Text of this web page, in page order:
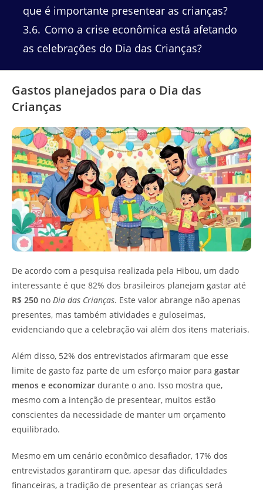
que é importante presentear as crianças?
3.6 Como a crise econômica está afetando
as celebrações do Dia das Crianças?
Gastos planejados para o Dia das
Crianças
De acordo com a pesquisa realizada pela Hibou, um dado
interessante é que 82% dos brasileiros planejam gastar até
R$ 250 no Dia das Crianças. Este valor abrange não apenas
presentes, mas também atividades e guloseimas,
evidenciando que a celebração vai além dos itens materiais.
Além disso, 52% dos entrevistados afirmaram que esse
limite de gasto faz parte de um esforço maior para gastar
menos e economizar durante o ano. Isso mostra que,
mesmo com a intenção de presentear, muitos estão
conscientes da necessidade de manter um orçamento
equilibrado.
Mesmo em um cenário econômico desafiador, 17% dos
entrevistados garantiram que, apesar das dificuldades
financeiras, a tradição de presentear as crianças será